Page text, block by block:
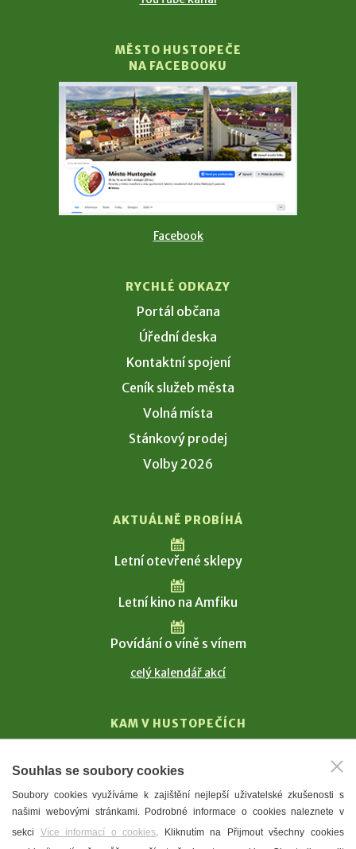
MĚSTO HUSTOPEČE
NA FACEBOOKU
Facebook
RYCHLÉ ODKAZY
Portál občana
Úřední deska
Kontaktní spojení
Ceník služeb města
Volná místa
Stánkový prodej
Volby 2026
AKTUÁLNĚ PROBÍHÁ
Letní otevřené sklepy
Letní kino na Amfiku
Povídání o víně s vínem
celý kalendář akcí
KAM V HUSTOPEČÍCH
T. G. Masaryk
Mandloně
Ubytování
Souhlas se soubory cookies
Soubory cookies využíváme k zajištění nejlepší uživatelské zkušenosti s
našimi webovými stránkami. Podrobné informace o cookies naleznete v
sekci Více informací o cookies. Kliknutím na Přijmout všechny cookies